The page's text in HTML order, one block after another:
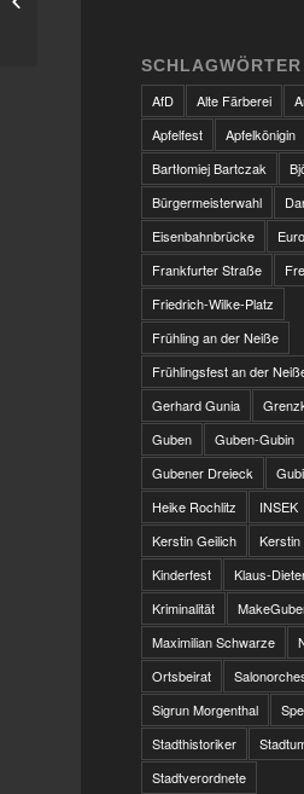
SCHLAGWÖRTER
AfD
Alte Färberei
Apfelfest
Apfelkönigin
Bartłomiej Bartczak
Bürgermeisterwahl
Eisenbahnbrücke
Frankfurter Straße
Friedrich-Wilke-Platz
Frühling an der Neiße
Frühlingsfest an der
Gerhard Gunia
Guben
Guben-Gubin
Gubener Dreieck
Heike Rochlitz
INSEK
Kerstin Geilich
Kinderfest
Klaus-
Kriminalität
Maximilian Schwarze
Ortsbeirat
Sigrun Morgenthal
Stadthistoriker
Stadtverordnete